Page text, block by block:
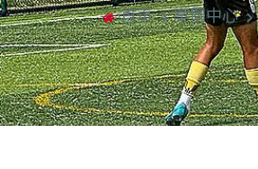
首页 案例中心